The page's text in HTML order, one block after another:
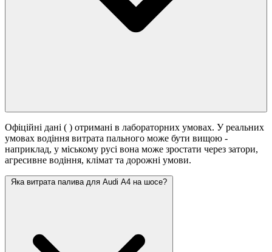
Офіційні дані ( ) отримані в лабораторних умовах. У реальних
умовах водіння витрата пального може бути вищою -
наприклад, у міському русі вона може зростати через затори,
агресивне водіння, клімат та дорожні умови.
Яка витрата палива для Audi A4 на шосе?